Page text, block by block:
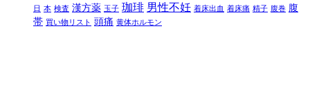
日 本 検査 漢方薬 玉子 珈琲 男性不妊 着床出血 着床痛 精子 腹巻 腹
帯 買い物リスト 頭痛 黄体ホルモン